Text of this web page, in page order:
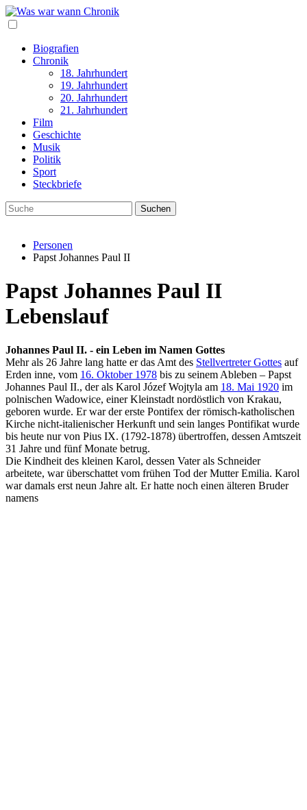
Biografien
Chronik
18. Jahrhundert
19. Jahrhundert
20. Jahrhundert
21. Jahrhundert
Film
Geschichte
Musik
Politik
Sport
Steckbriefe
Personen
Papst Johannes Paul II
Papst Johannes Paul II
Lebenslauf
Johannes Paul II. - ein Leben im Namen Gottes
Mehr als 26 Jahre lang hatte er das Amt des Stellvertreter Gottes auf
Erden inne, vom 16. Oktober 1978 bis zu seinem Ableben – Papst
Johannes Paul II., der als Karol Józef Wojtyla am 18. Mai 1920 im
polnischen Wadowice, einer Kleinstadt nordöstlich von Krakau,
geboren wurde. Er war der erste Pontifex der römisch-katholischen
Kirche nicht-italienischer Herkunft und sein langes Pontifikat wurde
bis heute nur von Pius IX. (1792-1878) übertroffen, dessen Amtszeit
31 Jahre und fünf Monate betrug.
Die Kindheit des kleinen Karol, dessen Vater als Schneider
arbeitete, war überschattet vom frühen Tod der Mutter Emilia. Karol
war damals erst neun Jahre alt. Er hatte noch einen älteren Bruder
namens